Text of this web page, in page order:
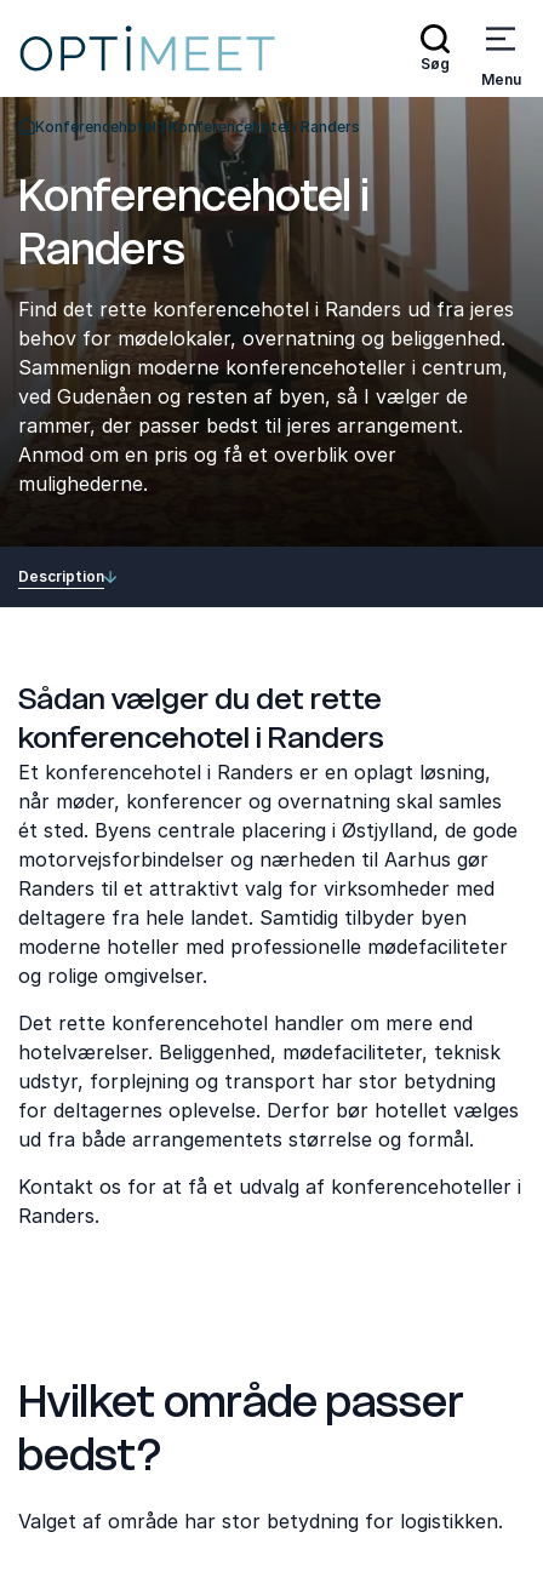
Søg
Menu
Tilbage til forsiden
Konferencehotel Konferencehotel i Randers
Konferencehotel i
Randers
Find det rette konferencehotel i Randers ud fra jeres
behov for mødelokaler, overnatning og beliggenhed.
Sammenlign moderne konferencehoteller i centrum,
ved Gudenåen og resten af byen, så I vælger de
rammer, der passer bedst til jeres arrangement.
Anmod om en pris og få et overblik over
mulighederne.
Description
Sådan vælger du det rette
konferencehotel i Randers
Et konferencehotel i Randers er en oplagt løsning,
når møder, konferencer og overnatning skal samles
ét sted. Byens centrale placering i Østjylland, de gode
motorvejsforbindelser og nærheden til Aarhus gør
Randers til et attraktivt valg for virksomheder med
deltagere fra hele landet. Samtidig tilbyder byen
moderne hoteller med professionelle mødefaciliteter
og rolige omgivelser.
Det rette konferencehotel handler om mere end
hotelværelser. Beliggenhed, mødefaciliteter, teknisk
udstyr, forplejning og transport har stor betydning
for deltagernes oplevelse. Derfor bør hotellet vælges
ud fra både arrangementets størrelse og formål.
Kontakt os for at få et udvalg af konferencehoteller i
Randers.
Hvilket område passer
bedst?
Valget af område har stor betydning for logistikken.